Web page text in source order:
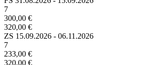
7
300,00 €
320,00 €
ZS 15.09.2026 - 06.11.2026
7
233,00 €
320,00 €